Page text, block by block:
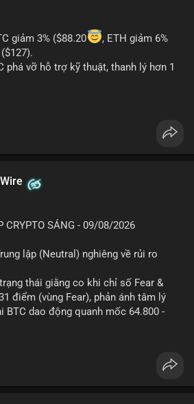
xu hướng memecoin và tin tức
tạo áp lực lên giá. Rủi ro từ các đề cày
Cần theo dõi xu hướng "long" hoặc
nhân.
Thị Trường
giảm 3% ($88.20
, ETH giảm 6%
phá vỡ hỗ trợ kỹ thuật, thanh lý hơn 1
Media dự kiến airdrop token cho
Life đưa BTC vào sản phẩm bảo
quỹ đầu tư 100 triệu USD.
thúc đẩy khung pháp lý tại Davos; Bồ
CRYPTO SÁNG - 09/08/2026
lập (Neutral) nghiêng về rủi ro
thái giằng co khi chỉ số Fear &
điểm (vùng Fear), phản ánh tâm lý
BTC dao động quanh mốc 64.800 -
ghi nhận trong 24h qua, tổng trị giá
chú ý nhất là lệnh chuyển 90,94 BTC